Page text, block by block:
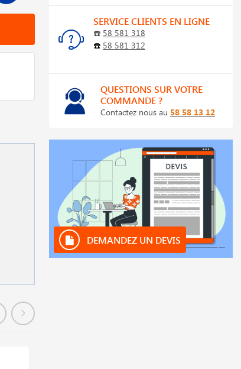
SERVICE CLIENTS EN LIGNE
☎️ 58 581 318
☎️ 58 581 312
QUESTIONS SUR VOTRE
COMMANDE ?
Contactez nous au 58 58 13 12
DEMANDEZ UN DEVIS